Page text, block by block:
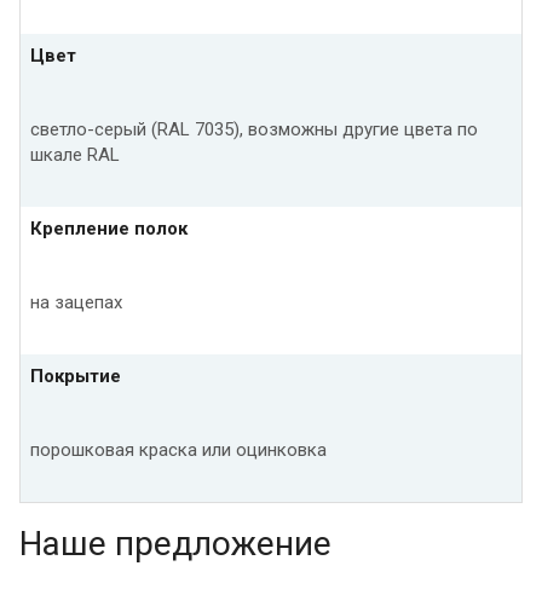
Цвет
светло-серый (RAL 7035), возможны другие цвета по
шкале RAL
Крепление полок
на зацепах
Покрытие
порошковая краска или оцинковка
Наше предложение